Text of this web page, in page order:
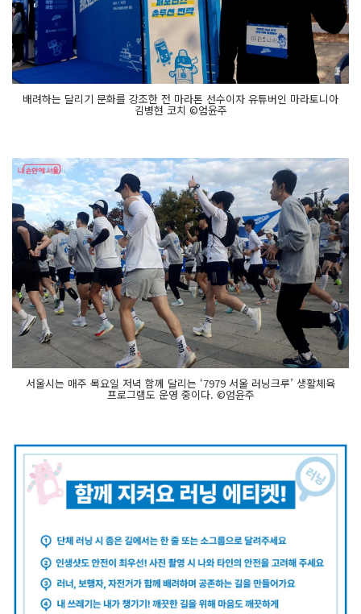
배려하는 달리기 문화를 강조한 전 마라톤 선수이자 유튜버인 마라토니아
김병현 코치 ©엄윤주
서울시는 매주 목요일 저녁 함께 달리는 ‘7979 서울 러닝크루’ 생활체육
프로그램도 운영 중이다. ©엄윤주